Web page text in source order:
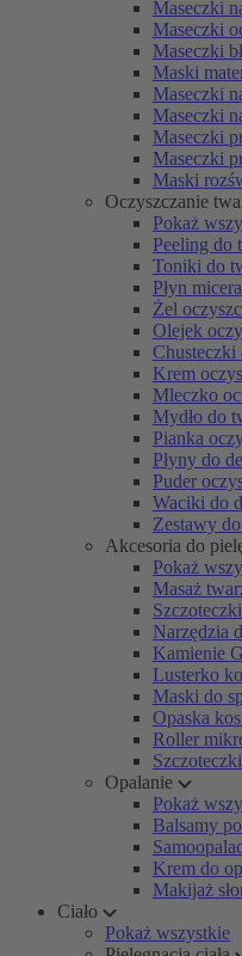
Maseczki
Maseczki
Maseczki
Maski
Maseczki
Maseczki
Maseczki
Maseczki
Maski
Oczyszczanie
Pokaż
Peeling do
Toniki do
Płyn
Żel
Olejek
Chusteczki
Krem
Mleczko
Mydło do
Pianka
Płyny do
Puder
Waciki do
Zestawy
Akcesoria do
Pokaż
Masaż
Narzędzia
Kamienie
Lusterko
Maski do
Opaska
Roller
Opalanie
Pokaż
Balsamy
Krem do
Makijaż
Ciało
Pokaż wszystkie